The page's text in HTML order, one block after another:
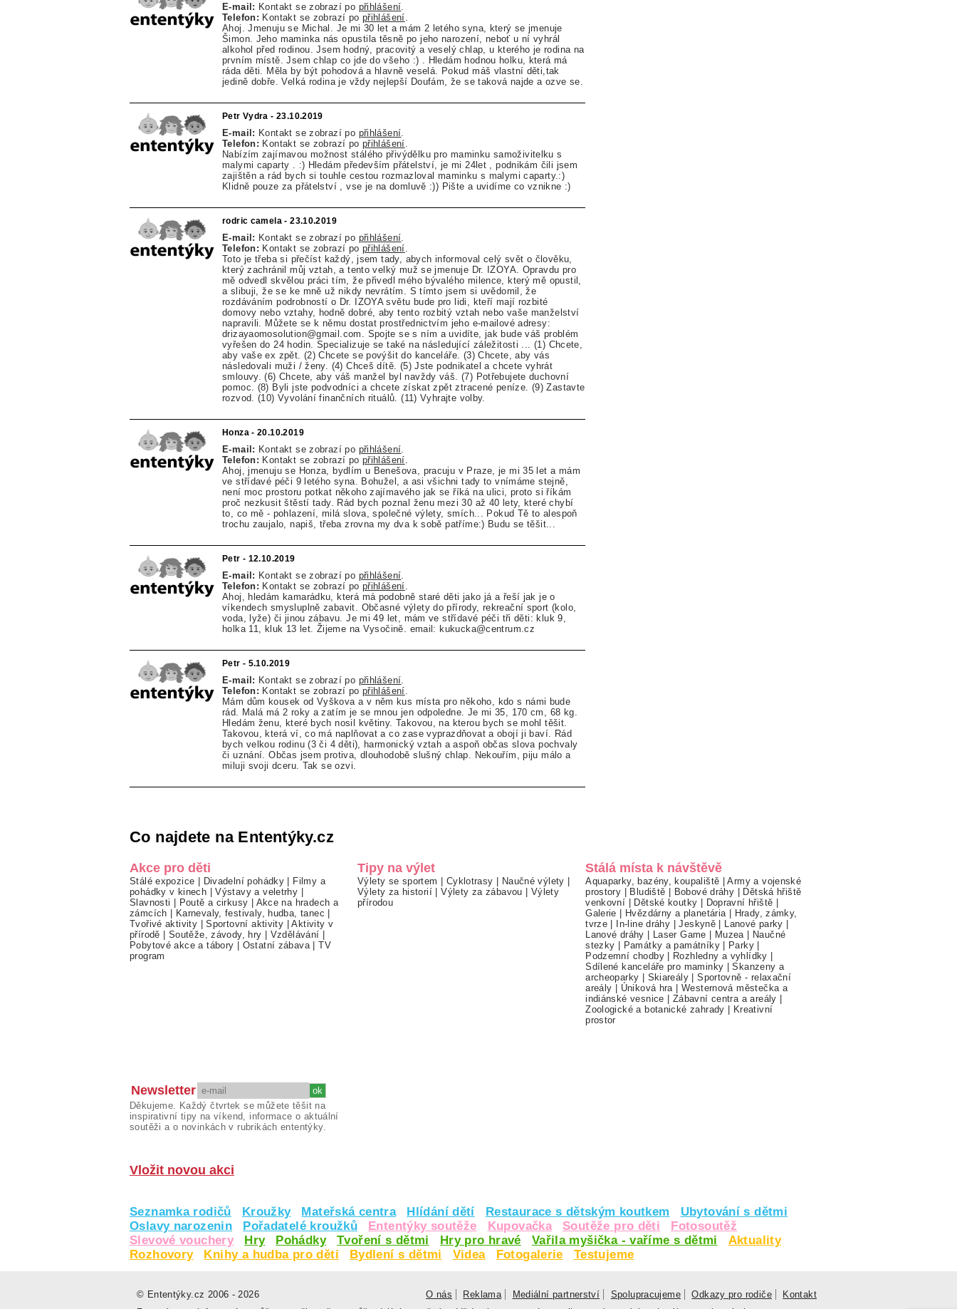
E-mail: Kontakt se zobrazí po přihlášení
Telefon: Kontakt se zobrazí po přihlášení
Ahoj. Jmenuju se Michal. Je mi 30 let a mám 2 letého syna, který se jmenuje
Šimon. Jeho maminka nás opustila těsně po jeho narození, neboť u ní vyhrál
alkohol před rodinou. Jsem hodný, pracovitý a veselý chlap, u kterého je rodina na
prvním místě. Jsem chlap co jde do všeho :) . Hledám hodnou holku, která má
ráda děti. Měla by být pohodová a hlavně veselá. Pokud máš vlastní děti,tak
jedině dobře. Velká rodina je vždy nejlepší Doufám, že se taková najde a ozve se.
Petr Vydra - 23.10.2019
E-mail: Kontakt se zobrazí po přihlášení
Telefon: Kontakt se zobrazí po přihlášení
Nabízím zajímavou možnost stálého přivýdělku pro maminku samoživitelku s
malymi caparty . :) Hledám především přátelství, je mi 24let , podnikám čili jsem
zajištěn a rád bych si touhle cestou rozmazloval maminku s malymi caparty.:)
Klidně pouze za přátelství , vse je na domluvě :)) Pište a uvidíme co vznikne :)
rodric camela - 23.10.2019
E-mail: Kontakt se zobrazí po přihlášení
Telefon: Kontakt se zobrazí po přihlášení
Toto je třeba si přečíst každý, jsem tady, abych informoval celý svět o člověku,
který zachránil můj vztah, a tento velký muž se jmenuje Dr. IZOYA. Opravdu pro
mě odvedl skvělou práci tím, že přivedl mého bývalého milence, který mě opustil,
a slibuji, že se ke mně už nikdy nevrátím. S tímto jsem si uvědomil, že
rozdáváním podrobností o Dr. IZOYA světu bude pro lidi, kteří mají rozbité
domovy nebo vztahy, hodně dobré, aby tento rozbitý vztah nebo vaše manželství
napravili. Můžete se k němu dostat prostřednictvím jeho e-mailové adresy:
drizayaomosolution@gmail.com. Spojte se s ním a uvidíte, jak bude váš problém
vyřešen do 24 hodin. Specializuje se také na následující záležitosti ... (1) Chcete,
aby vaše ex zpět. (2) Chcete se povýšit do kanceláře. (3) Chcete, aby vás
následovali muži / ženy. (4) Chceš dítě. (5) Jste podnikatel a chcete vyhrát
smlouvy. (6) Chcete, aby váš manžel byl navždy váš. (7) Potřebujete duchovní
pomoc. (8) Byli jste podvodníci a chcete získat zpět ztracené peníze. (9) Zastavte
rozvod. (10) Vyvolání finančních rituálů. (11) Vyhrajte volby.
Honza - 20.10.2019
E-mail: Kontakt se zobrazí po přihlášení
Telefon: Kontakt se zobrazí po přihlášení
Ahoj, jmenuju se Honza, bydlím u Benešova, pracuju v Praze, je mi 35 let a mám
ve střídavé péči 9 letého syna. Bohužel, a asi všichni tady to vnímáme stejně,
není moc prostoru potkat někoho zajímavého jak se říká na ulici, proto si říkám
proč nezkusit štěstí tady. Rád bych poznal ženu mezi 30 až 40 lety, které chybí
to, co mě - pohlazení, milá slova, společné výlety, smích... Pokud Tě to alespoň
trochu zaujalo, napiš, třeba zrovna my dva k sobě patříme:) Budu se těšit...
Petr - 12.10.2019
E-mail: Kontakt se zobrazí po přihlášení
Telefon: Kontakt se zobrazí po přihlášení
Ahoj, hledám kamarádku, která má podobně staré děti jako já a řeší jak je o
víkendech smysluplně zabavit. Občasné výlety do přírody, rekreační sport (kolo,
voda, lyže) či jinou zábavu. Je mi 49 let, mám ve střídavé péči tři děti: kluk 9,
holka 11, kluk 13 let. Žijeme na Vysočině. email: kukucka@centrum.cz
Petr - 5.10.2019
E-mail: Kontakt se zobrazí po přihlášení
Telefon: Kontakt se zobrazí po přihlášení
Mám dům kousek od Vyškova a v něm kus místa pro někoho, kdo s námi bude
rád. Malá má 2 roky a zatím je se mnou jen odpoledne. Je mi 35, 170 cm, 68 kg.
Hledám ženu, které bych nosil květiny. Takovou, na kterou bych se mohl těšit.
Takovou, která ví, co má naplňovat a co zase vyprazdňovat a obojí ji baví. Rád
bych velkou rodinu (3 či 4 děti), harmonický vztah a aspoň občas slova pochvaly
či uznání. Občas jsem protiva, dlouhodobě slušný chlap. Nekouřím, piju málo a
miluji svoji dceru. Tak se ozvi.
Co najdete na Ententýky.cz
Akce pro děti
Stálé expozice Divadelní pohádky
Filmy a
pohádky v kinech |Výstavy a veletrhy
Slavnosti
Poutě a cirkusy
Akce na hradech a
zámcích
Karnevaly, festivaly, hudba, tanec
Tvořivé aktivity |Sportovní aktivity |Aktivity v
přírodě
Soutěže, závody, hry Vzdělávání
Pobytové akce a tábory
Ostatní zábava |TV
program
Tipy na výlet
Výlety se sportem Cyklotrasy Naučné výlety
Výlety za historií |Výlety za zábavou
Výlety
přírodou
Stálá místa k návštěvě
Aquaparky, bazény, koupaliště |Army a vojenské
prostory
Bludiště Bobové dráhy
Dětská hřiště
venkovní
Dětské koutky Dopravní hřiště
Galerie
Hvězdárny a planetária
Hrady, zámky,
tvrze
In-line dráhy |Jeskyně Lanové parky
Lanové dráhy
Laser Game Muzea
Naučné
stezky
Památky a památníky| Parky
Podzemní chodby| Rozhledny a vyhlídky
Sdílené kanceláře pro maminky |Skanzeny a
archeoparky
Skiareály |Sportovně - relaxační
areály
Úniková hra |Westernová městečka a
indiánské vesnice
Zábavní centra a areály
Zoologické a botanické zahrady
Kreativní
prostor
Newsletter
Děkujeme. Každý čtvrtek se můžete těšit na
inspirativní tipy na víkend, informace o aktuální
soutěži a o novinkách v rubrikách ententýky.
Vložit novou akci
Seznamka rodičů Kroužky Mateřská centra Hlídání dětí Restaurace s dětským koutkem
Ubytování s dětmi
Oslavy narozenin
Pořadatelé kroužků Ententýky soutěže Kupovačka Soutěže pro děti
Fotosoutěž
Slevové vouchery
Hry Pohádky Tvoření s dětmi Hry pro hravé Vařila myšička - vaříme s dětmi
Aktuality
Rozhovory
Knihy a hudba pro děti Bydlení s dětmi Videa Fotogalerie Testujeme
O nás Reklama Mediální partnerství Spolupracujeme Odkazy pro rodiče Kontakt
© Ententýky.cz 2006 - 2026